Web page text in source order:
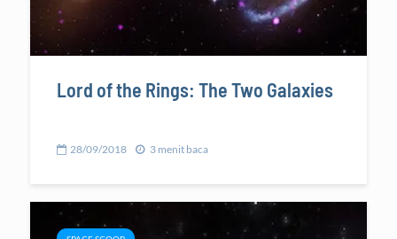
Lord of the Rings: The Two Galaxies
28/09/2018 3 menit baca